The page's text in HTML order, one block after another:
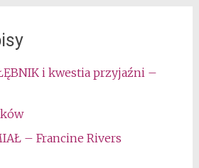
i kwestia przyjaźni –
– Francine Rivers